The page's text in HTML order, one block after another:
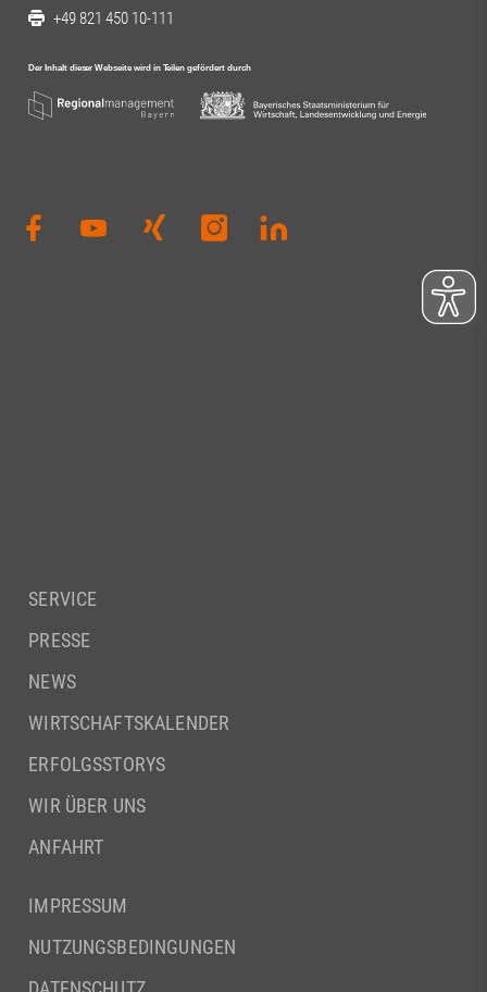
+49 821 450 10-111
SERVICE
PRESSE
NEWS
WIRTSCHAFTSKALENDER
ERFOLGSSTORYS
WIR ÜBER UNS
ANFAHRT
IMPRESSUM
NUTZUNGSBEDINGUNGEN